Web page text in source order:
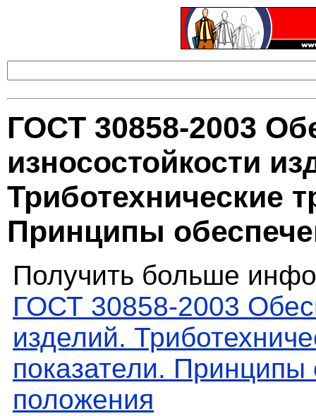
ГОСТ 30858-2003
износостойкости
Триботехнические
Принципы
Получить больше
ГОСТ 30858-2003
изделий.
показатели.
положения